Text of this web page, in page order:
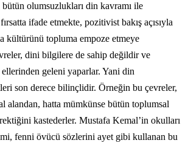
olumsuzlukları din kavramı ile
ifade etmekte, pozitivist bakış açısıyla
kültürünü topluma empoze etmeye
dini bilgilere de sahip değildir ve
geleni yaparlar. Yani din
son derece bilinçlidir. Örneğin bu çevreler,
alandan, hatta mümkünse bütün toplumsal
kastederler. Mustafa Kemal’in okulları
fenni övücü sözlerini ayet gibi kullanan bu